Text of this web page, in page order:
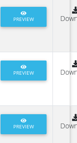
PREVIEW
PREVIEW
PREVIEW